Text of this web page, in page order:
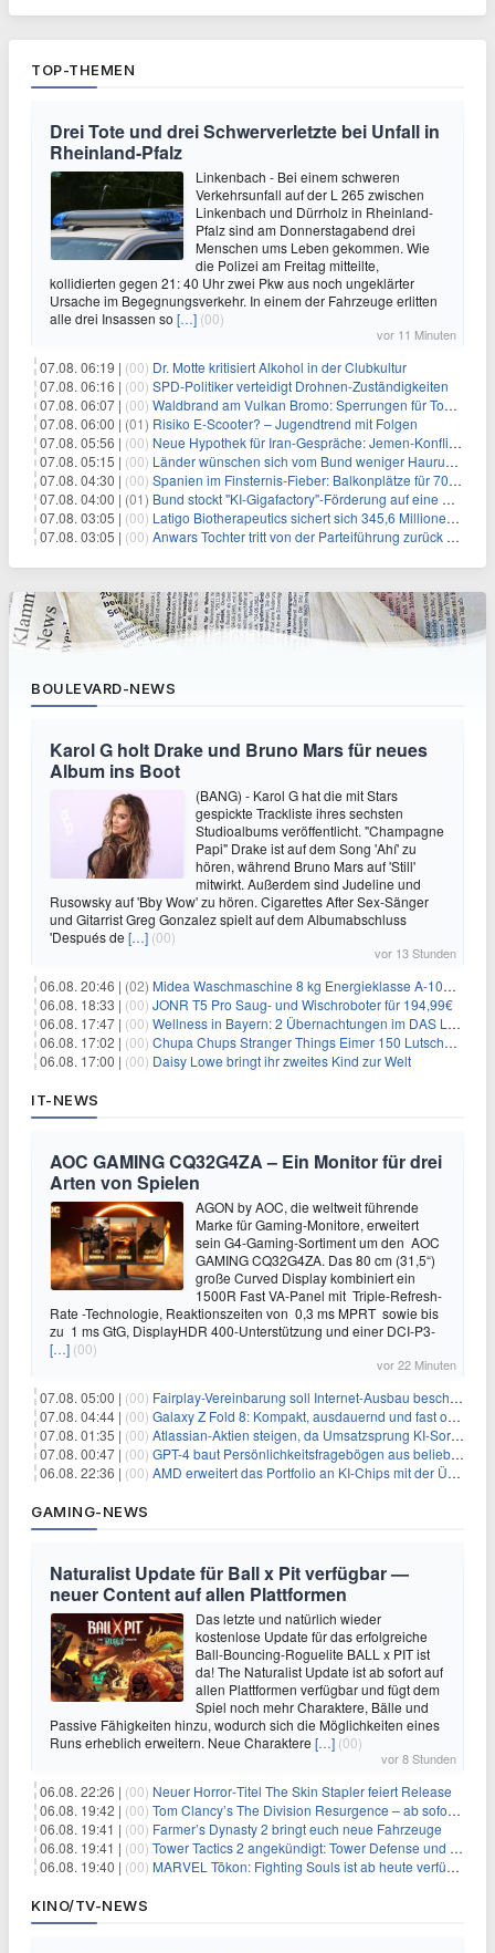
TOP-THEMEN
Drei Tote und drei Schwerverletzte bei Unfall in
Rheinland-Pfalz
Linkenbach - Bei einem schweren
Verkehrsunfall auf der L 265 zwischen
Linkenbach und Dürrholz in Rheinland-
Pfalz sind am Donnerstagabend drei
Menschen ums Leben gekommen. Wie
die Polizei am Freitag mitteilte,
kollidierten gegen 21: 40 Uhr zwei Pkw aus noch ungeklärter
Ursache im Begegnungsverkehr. In einem der Fahrzeuge erlitten
alle drei Insassen so […] (00)
vor 11 Minuten
07.08. 06:19 | (00) Dr. Motte kritisiert Alkohol in der Clubkultur
07.08. 06:16 | (00) SPD-Politiker verteidigt Drohnen-Zuständigkeiten
07.08. 06:07 | (00) Waldbrand am Vulkan Bromo: Sperrungen für Touristen
07.08. 06:00 | (01) Risiko E-Scooter? – Jugendtrend mit Folgen
07.08. 05:56 | (00) Neue Hypothek für Iran-Gespräche: Jemen-Konflikt eskaliert
07.08. 05:15 | (00) Länder wünschen sich vom Bund weniger Hauruck-Gesetzgebung
07.08. 04:30 | (00) Spanien im Finsternis-Fieber: Balkonplätze für 700 Euro
07.08. 04:00 | (01) Bund stockt "KI-Gigafactory"-Förderung auf eine Milliarde Euro auf
07.08. 03:05 | (00) Latigo Biotherapeutics sichert sich 345,6 Millionen Dollar in einer erhöhten IPO und ebnet den Weg für nicht-opioide Schmerztherapie
07.08. 03:05 | (00) Anwars Tochter tritt von der Parteiführung zurück und hebt politische Turbulenzen hervor
BOULEVARD-NEWS
Karol G holt Drake und Bruno Mars für neues
Album ins Boot
(BANG) - Karol G hat die mit Stars
gespickte Trackliste ihres sechsten
Studioalbums veröffentlicht. "Champagne
Papi" Drake ist auf dem Song 'Ahí' zu
hören, während Bruno Mars auf 'Still'
mitwirkt. Außerdem sind Judeline und
Rusowsky auf 'Bby Wow' zu hören. Cigarettes After Sex-Sänger
und Gitarrist Greg Gonzalez spielt auf dem Albumabschluss
'Después de […] (00)
vor 13 Stunden
06.08. 20:46 | (02) Midea Waschmaschine 8 kg Energieklasse A-10% 1400 U/Min für 289,97€
06.08. 18:33 | (00) JONR T5 Pro Saug- und Wischroboter für 194,99€
06.08. 17:47 | (00) Wellness in Bayern: 2 Übernachtungen im DAS LUDWIG Sports Resort inkl. HP + Wellness ab 174€ p.P.
06.08. 17:02 | (00) Chupa Chups Stranger Things Eimer 150 Lutscher für 21,95€
06.08. 17:00 | (00) Daisy Lowe bringt ihr zweites Kind zur Welt
IT-NEWS
AOC GAMING CQ32G4ZA – Ein Monitor für drei
Arten von Spielen
AGON by AOC, die weltweit führende
Marke für Gaming-Monitore, erweitert
sein G4-Gaming-Sortiment um den AOC
GAMING CQ32G4ZA. Das 80 cm (31,5“)
große Curved Display kombiniert ein
1500R Fast VA-Panel mit Triple-Refresh-
Rate -Technologie, Reaktionszeiten von 0,3 ms MPRT sowie bis
zu 1 ms GtG, DisplayHDR 400-Unterstützung und einer DCI-P3-
[…] (00)
vor 22 Minuten
07.08. 05:00 | (00) Fairplay-Vereinbarung soll Internet-Ausbau beschleunigen
07.08. 04:44 | (00) Galaxy Z Fold 8: Kompakt, ausdauernd und fast ohne Falte
07.08. 01:35 | (00) Atlassian-Aktien steigen, da Umsatzsprung KI-Sorgen dämpft
07.08. 00:47 | (00) GPT-4 baut Persönlichkeitsfragebögen aus beliebigen Texten und sagt Antworten voraus
06.08. 22:36 | (00) AMD erweitert das Portfolio an KI-Chips mit der Übernahme von Taalas
GAMING-NEWS
Naturalist Update für Ball x Pit verfügbar —
neuer Content auf allen Plattformen
Das letzte und natürlich wieder
kostenlose Update für das erfolgreiche
Ball-Bouncing-Roguelite BALL x PIT ist
da! The Naturalist Update ist ab sofort auf
allen Plattformen verfügbar und fügt dem
Spiel noch mehr Charaktere, Bälle und
Passive Fähigkeiten hinzu, wodurch sich die Möglichkeiten eines
Runs erheblich erweitern. Neue Charaktere […] (00)
vor 8 Stunden
06.08. 22:26 | (00) Neuer Horror‑Titel The Skin Stapler feiert Release
06.08. 19:42 | (00) Tom Clancy’s The Division Resurgence – ab sofort für euch verfügbar
06.08. 19:41 | (00) Farmer’s Dynasty 2 bringt euch neue Fahrzeuge
06.08. 19:41 | (00) Tower Tactics 2 angekündigt: Tower Defense und Deckbuilding Kombo kehrt zurück
06.08. 19:40 | (00) MARVEL Tōkon: Fighting Souls ist ab heute verfügbar
KINO/TV-NEWS